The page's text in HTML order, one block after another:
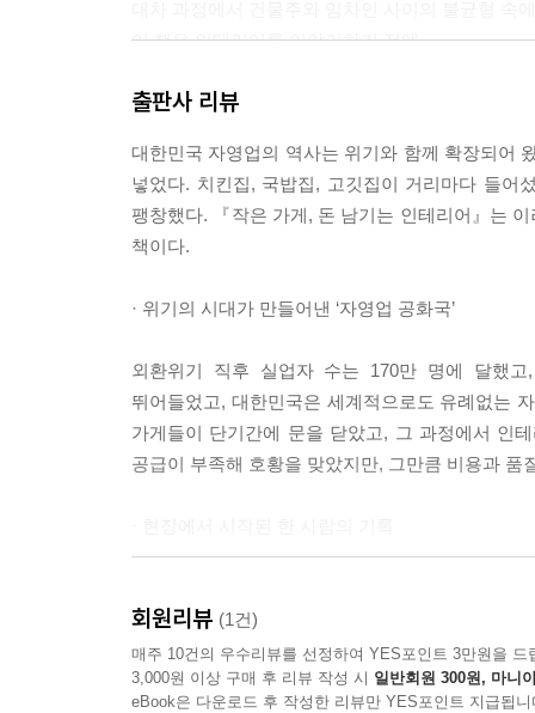
이 책은 인테리어를 이야기하기 전에,
출판사 리뷰
대한민국 자영업의 역사는 위기와 함께 확장되어
넣었다. 치킨집, 국밥집, 고깃집이 거리마다 들
팽창했다. 『작은 가게, 돈 남기는 인테리어』는
책이다.
· 위기의 시대가 만들어낸 ‘자영업 공화국’
외환위기 직후 실업자 수는 170만 명에 달했
뛰어들었고, 대한민국은 세계적으로도 유례없는
가게들이 단기간에 문을 닫았고, 그 과정에서 인
공급이 부족해 호황을 맞았지만, 그만큼 비용과 품
속에서 인테리어 업계에 다시 발을 들였다. 2009
경험을 바탕으로 한 실전형 접근은 많은 초보 창
인테리어 싸게 하기』(2022)로 이어졌고, 이번 신
회원리뷰 (1건)
매주 10건의 우수리뷰를 선정하여 YES포인트 3만원을 드
3,000원 이상 구매 후 리뷰 작성 시 일반회원 300원, 마니
eBook은 다운로드 후 작성한 리뷰만 YES포인트 지급됩니